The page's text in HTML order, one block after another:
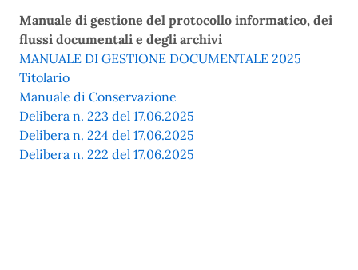
Manuale di gestione del protocollo informatico, dei
flussi documentali e degli archivi
MANUALE DI GESTIONE DOCUMENTALE 2025
Titolario
Manuale di Conservazione
Delibera n. 223 del 17.06.2025
Delibera n. 224 del 17.06.2025
Delibera n. 222 del 17.06.2025